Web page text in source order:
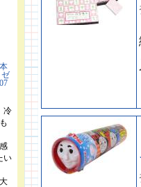
冷
い